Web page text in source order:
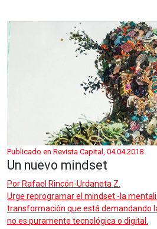
Publicado en Revista Capital, 04.04.2018
Un nuevo mindset
Por Rafael Rincón-Urdaneta Z.
Urge reprogramar el mindset -la
transformación que está demandando
no es puramente tecnológica o digital.